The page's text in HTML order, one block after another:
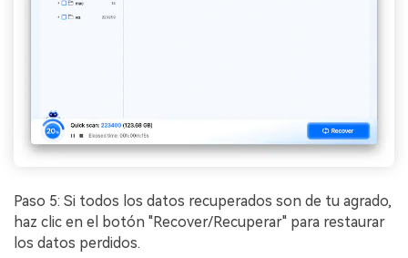
Paso 5: Si todos los datos recuperados son de tu agrado,
haz clic en el botón "Recover/Recuperar" para restaurar
los datos perdidos.󠀲󠀡󠀩󠀣󠀡󠀣󠀠󠀦󠀢